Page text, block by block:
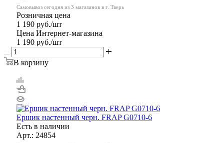
Самовывоз сегодня из 3 магазинов в г. Тверь
Розничная цена
1 190 руб./шт
Цена Интернет-магазина
1 190 руб./шт
В корзину
Ершик настенный черн. FRAP G0710-6
Есть в наличии
Арт.: 24854